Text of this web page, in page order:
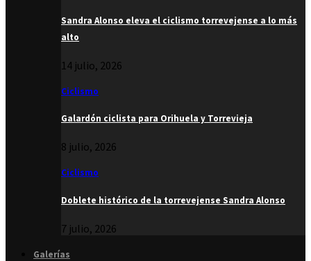
Sandra Alonso eleva el ciclismo torrevejense a lo más
alto
14 julio, 2026
Ciclismo
Galardón ciclista para Orihuela y Torrevieja
8 julio, 2026
Ciclismo
Doblete histórico de la torrevejense Sandra Alonso
7 julio, 2026
Galerías